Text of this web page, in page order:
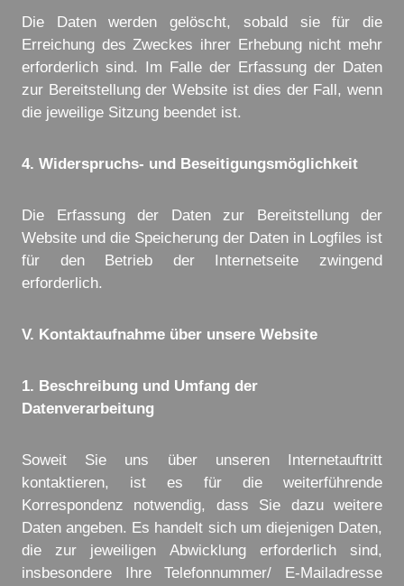
Die Daten werden gelöscht, sobald sie für die
Erreichung des Zweckes ihrer Erhebung nicht mehr
erforderlich sind. Im Falle der Erfassung der Daten
zur Bereitstellung der Website ist dies der Fall, wenn
die jeweilige Sitzung beendet ist.
4. Widerspruchs- und Beseitigungsmöglichkeit
Die Erfassung der Daten zur Bereitstellung der
Website und die Speicherung der Daten in Logfiles ist
für den Betrieb der Internetseite zwingend
erforderlich.
V. Kontaktaufnahme über unsere Website
1. Beschreibung und Umfang der
Datenverarbeitung
Soweit Sie uns über unseren Internetauftritt
kontaktieren, ist es für die weiterführende
Korrespondenz notwendig, dass Sie dazu weitere
Daten angeben. Es handelt sich um diejenigen Daten,
die zur jeweiligen Abwicklung erforderlich sind,
insbesondere Ihre Telefonnummer/ E-Mailadresse